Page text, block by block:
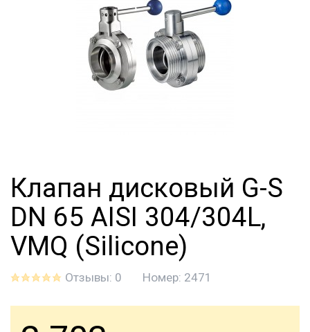
Клапан дисковый G-S
DN 65 AISI 304/304L,
VMQ (Silicone)
Отзывы: 0 Номер: 2471